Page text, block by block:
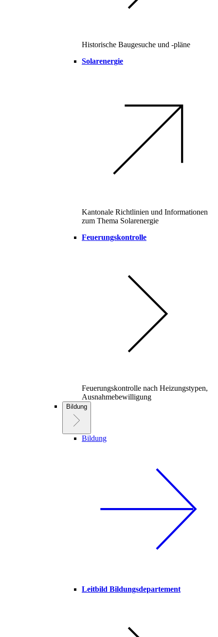
Historische Baugesuche und -pläne
Solarenergie
Kantonale Richtlinien und Informationen
zum Thema Solarenergie
Feuerungskontrolle
Feuerungskontrolle nach Heizungstypen,
Ausnahmebewilligung
Bildung
Bildung
Leitbild Bildungsdepartement